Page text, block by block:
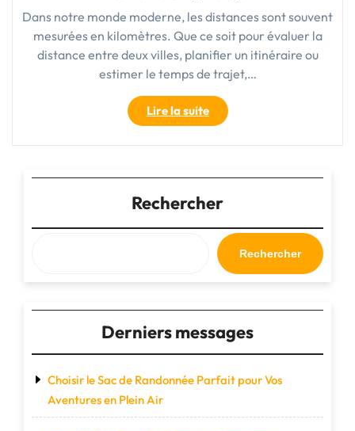
Dans notre monde moderne, les distances sont souvent
mesurées en kilomètres. Que ce soit pour évaluer la
distance entre deux villes, planifier un itinéraire ou
estimer le temps de trajet,…
Lire la suite"Mesurer
les
distances
:
Pas
en
km,
une
approche
Rechercher
Rechercher
Derniers messages
Choisir le Sac de Randonnée Parfait pour Vos
Aventures en Plein Air